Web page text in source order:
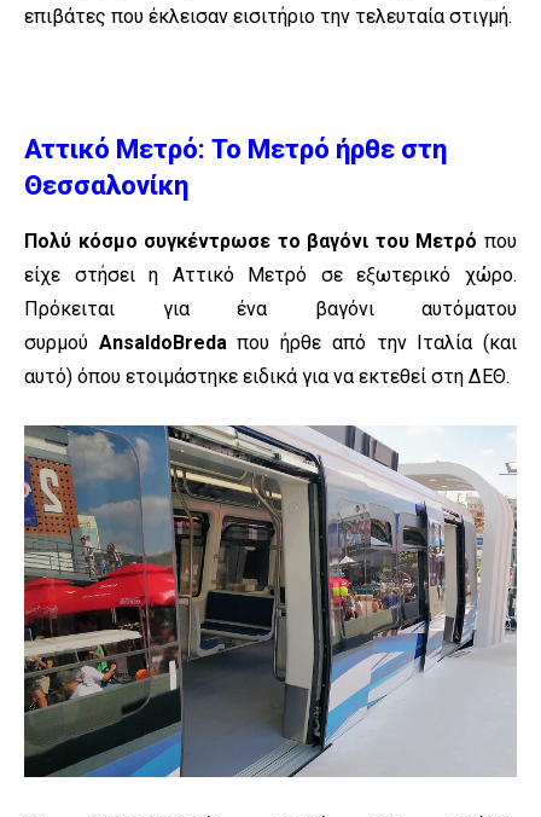
επιβάτες που έκλεισαν εισιτήριο την τελευταία στιγμή.
Αττικό Μετρό: Το Μετρό ήρθε στη
Θεσσαλονίκη
Πολύ κόσμο συγκέντρωσε το βαγόνι του Μετρό που
είχε στήσει η Αττικό Μετρό σε εξωτερικό χώρο.
Πρόκειται για ένα βαγόνι αυτόματου
συρμού AnsaldoBredaπου ήρθε από την Ιταλία (και
αυτό) όπου ετοιμάστηκε ειδικά για να εκτεθεί στη ΔΕΘ.